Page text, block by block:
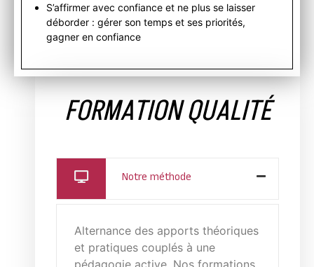
S’affirmer avec confiance et ne plus se laisser
déborder : gérer son temps et ses priorités,
gagner en confiance
FORMATION QUALITÉ
Notre méthode
Alternance des apports théoriques
et pratiques couplés à une